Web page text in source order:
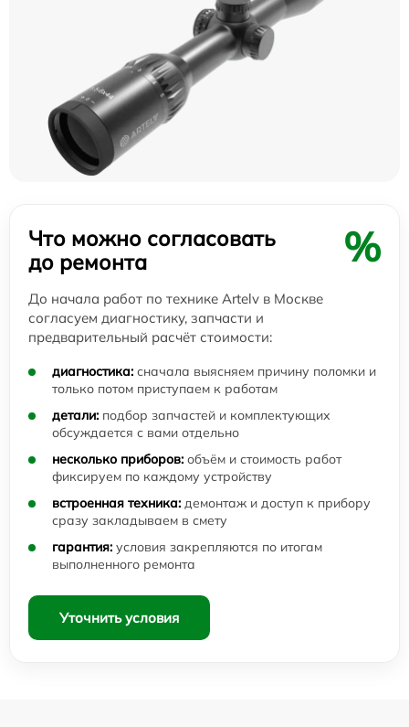
Что можно согласовать
до ремонта
%
До начала работ по технике Artelv в Москве
согласуем диагностику, запчасти и
предварительный расчёт стоимости:
диагностика: сначала выясняем причину поломки и
только потом приступаем к работам
детали: подбор запчастей и комплектующих
обсуждается с вами отдельно
несколько приборов: объём и стоимость работ
фиксируем по каждому устройству
встроенная техника: демонтаж и доступ к прибору
сразу закладываем в смету
гарантия: условия закрепляются по итогам
выполненного ремонта
Уточнить условия